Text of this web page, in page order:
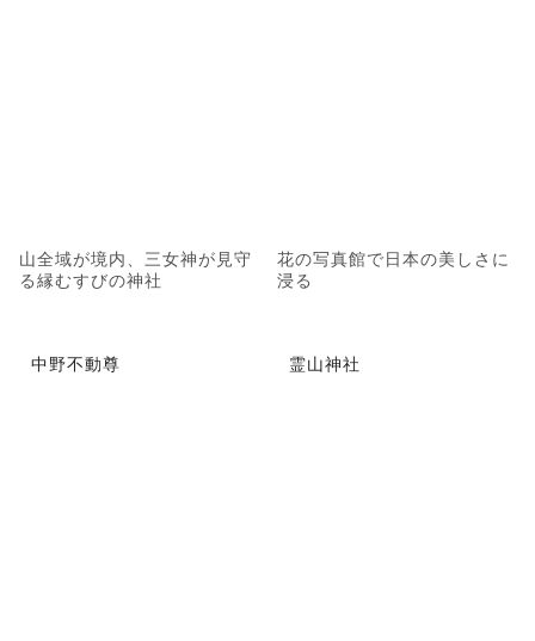
山全域が境内、三女神が見守
る縁むすびの神社
花の写真館で日本の美しさに
浸る
中野不動尊 霊山神社